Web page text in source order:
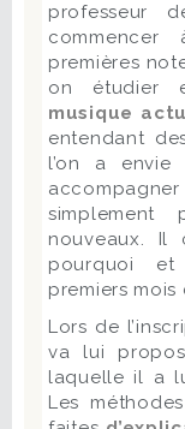
professeur
premières
on étudier
musique
entendant
l’on a
simplement
nouveaux. Il
pourquoi
premiers mois
Lors de
va lui
laquelle il a
Les